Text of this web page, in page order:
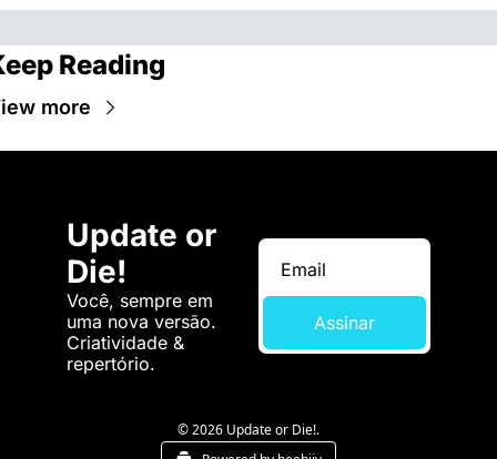
Reading
more
Update or
Die!
Você, sempre em
uma nova versão.
Criatividade &
repertório.
Assinar
© 2026 Update or Die!.